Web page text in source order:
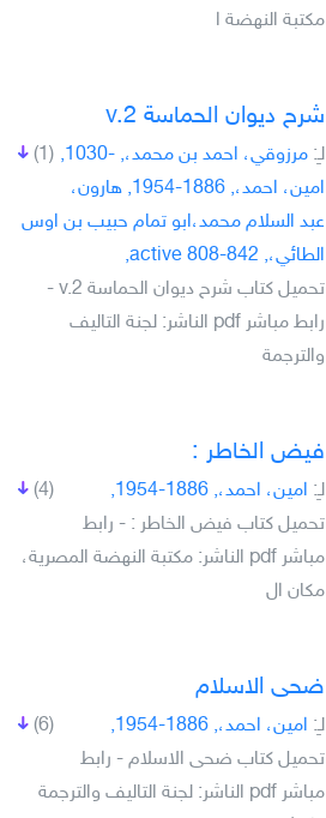
مكتبة النهضة ا
شرح ديوان الحماسة v.2
(1) لـِ:
مرزوقي، احمد بن محمد،, -1030,
امين، احمد،, 1886-1954, هارون،
عبد السلام محمد،ابو تمام حبيب بن اوس
الطائي،, active 808-842,
تحميل كتاب شرح ديوان الحماسة v.2 -
رابط مباشر pdf الناشر: لجنة التاليف
والترجمة
فيض الخاطر :
(4) لـِ: امين، احمد،, 1886-1954,
تحميل كتاب فيض الخاطر : - رابط
مباشر pdf الناشر: مكتبة النهضة المصرية،
مكان ال
ضحى الاسلام
(6) لـِ: امين، احمد،, 1886-1954,
تحميل كتاب ضحى الاسلام - رابط
مباشر pdf الناشر: لجنة التاليف والترجمة